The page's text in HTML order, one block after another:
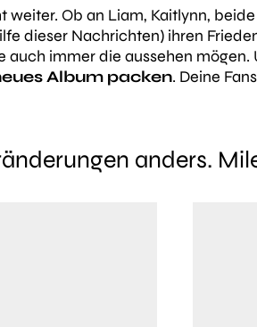
Ob an Liam, Kaitlynn,
dieser Nachrichten) ihren
auch immer die aussehen mögen.
Album packen. Deine
anders.